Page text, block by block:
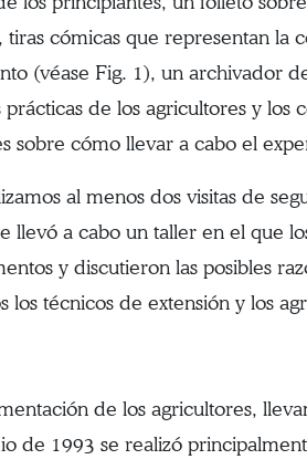
cómicas que representan la
(véase Fig. 1), un archivador
de los agricultores y los
sobre cómo llevar a cabo el
al menos dos visitas de
llevó a cabo un taller en el que
y discutieron las posibles
técnicos de extensión y los
de los agricultores,
de 1993 se realizó